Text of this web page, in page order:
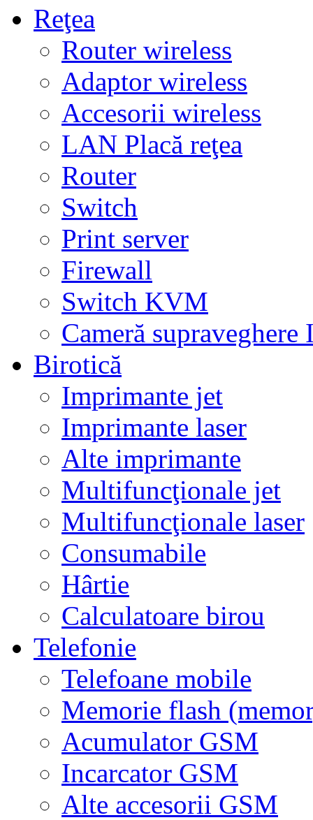
Reţea
Router wireless
Adaptor wireless
Accesorii wireless
LAN Placă reţea
Router
Switch
Print server
Firewall
Switch KVM
Cameră supraveghere
Birotică
Imprimante jet
Imprimante laser
Alte imprimante
Multifuncţionale jet
Multifuncţionale laser
Consumabile
Hârtie
Calculatoare birou
Telefonie
Telefoane mobile
Memorie flash
Acumulator GSM
Incarcator GSM
Alte accesorii GSM